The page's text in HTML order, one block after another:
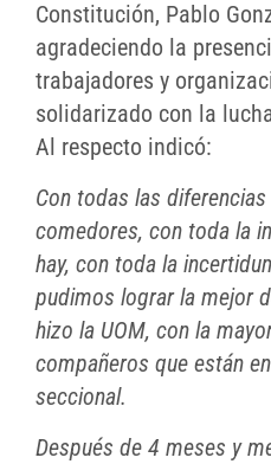
Constitución, Pablo
agradeciendo la
trabajadores y
solidarizado con la
Al respecto indicó:
Con todas las
comedores, con toda la
hay, con toda la
pudimos lograr la mejor
hizo la UOM, con la
compañeros que están
seccional.
Después de 4 meses y